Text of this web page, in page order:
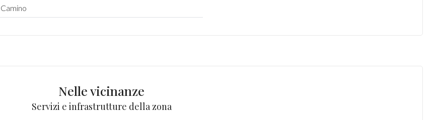
Camino
Nelle vicinanze
Servizi e infrastrutture della zona